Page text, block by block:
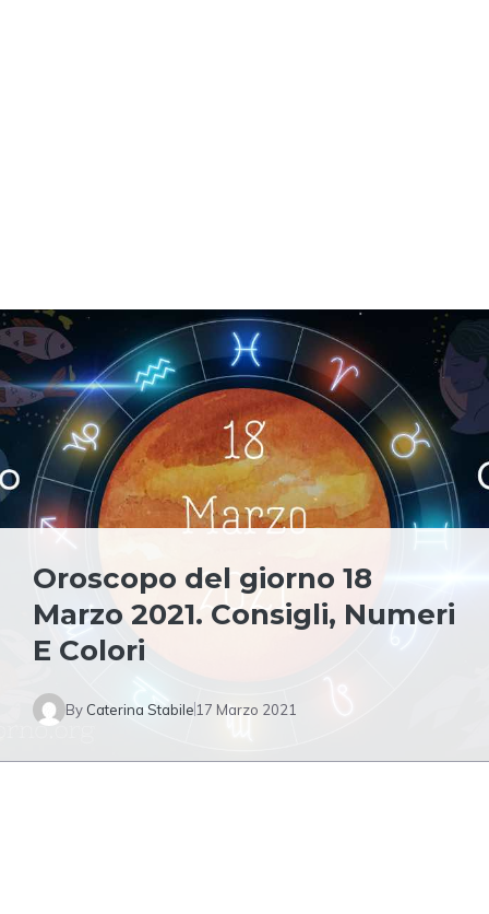
Oroscopo del giorno 18
Marzo 2021. Consigli, Numeri
E Colori
By Caterina Stabile 17 Marzo 2021